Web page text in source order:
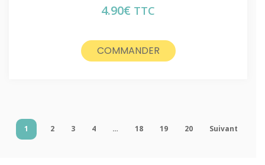
4.90€ TTC
COMMANDER
1 2 3 4 … 18 19 20 Suivant